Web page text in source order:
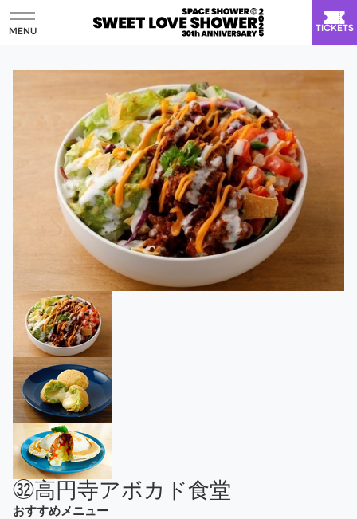
MENU TICKETS
㉜高円寺アボカド食堂
おすすめメニュー